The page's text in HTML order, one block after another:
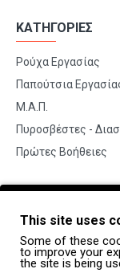
ΚΑΤΗΓΟΡΙΕΣ
Ρούχα Εργασίας
Παπούτσια
Μ.Α.Π.
Πυροσβέστες -
Πρώτες Βοήθειες
BRANDS
Payper
Dike
Coverguard
This site uses
Some of these
to improve your
the site is being